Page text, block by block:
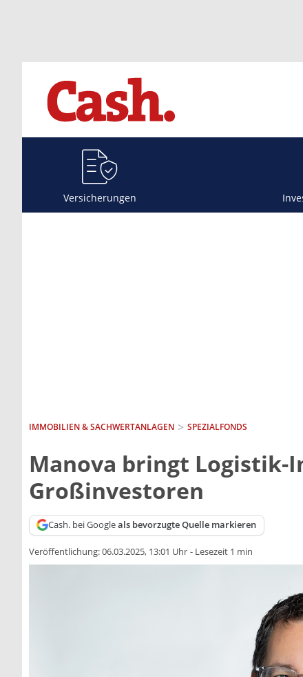
Versicherungen
IMMOBILIEN & SACHWERTANLAGEN SPEZIALFONDS
Manova bringt
Großinvestoren
Cash. bei Googleals bevorzugte Quelle markieren
Veröffentlichung:06.03.2025, 13:01 Uhr - Lesezeit 1 min